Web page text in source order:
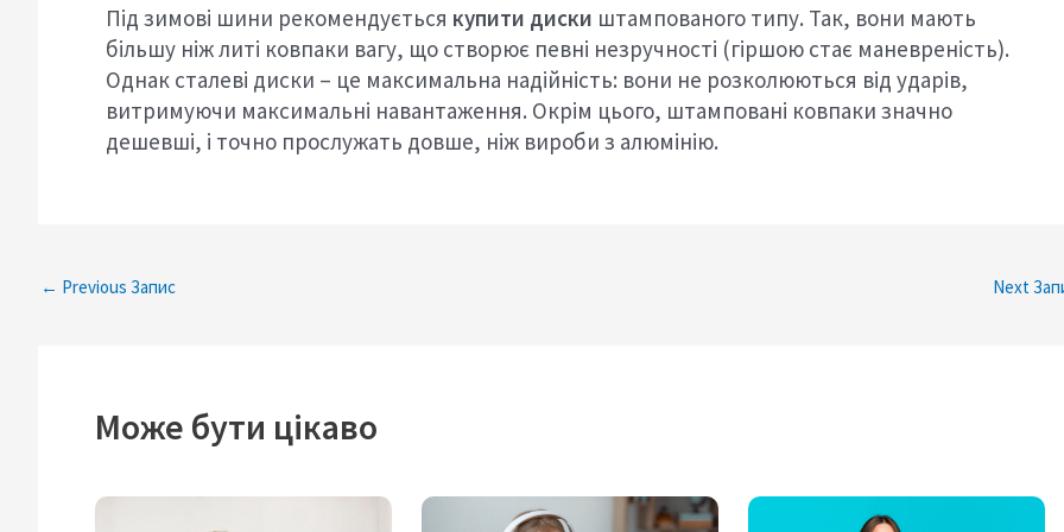
Під зимові шини рекомендується купити диски штампованого типу. Так, вони мають
більшу ніж литі ковпаки вагу, що створює певні незручності (гіршою стає маневреність).
Однак сталеві диски – це максимальна надійність: вони не розколюються від ударів,
витримуючи максимальні навантаження. Окрім цього, штамповані ковпаки значно
дешевші, і точно прослужать довше, ніж вироби з алюмінію.
← Previous Запис Next
Може бути цікаво